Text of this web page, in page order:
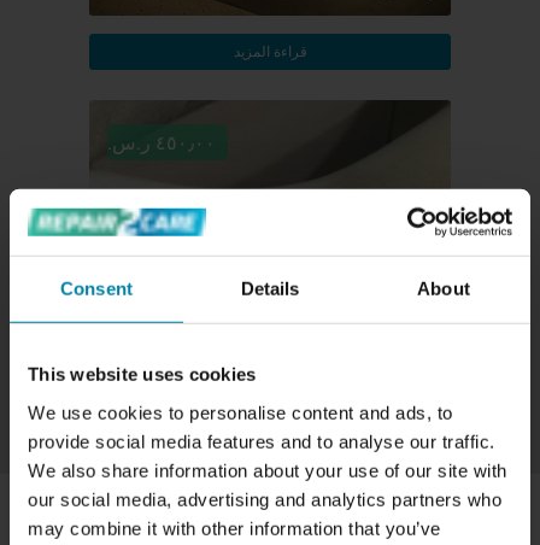
Consent Details About
This website uses cookies
We use cookies to personalise content and ads, to
provide social media features and to analyse our traffic.
We also share information about your use of our site with
our social media, advertising and analytics partners who
may combine it with other information that you’ve
قراءة المزيد
٤٥٠٫٠٠ ر.س.‏
قراءة المزيد
نحن خبراء في إصلاح المقاعد الجلدية والتصاميم